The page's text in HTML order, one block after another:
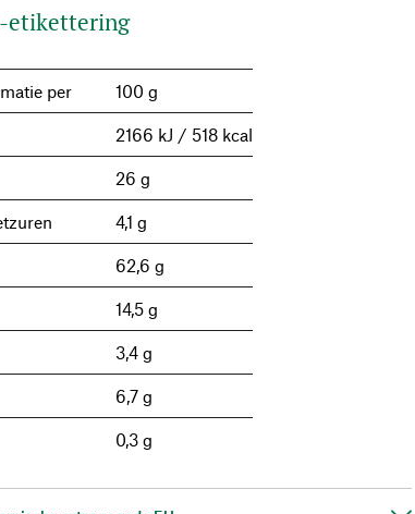
etikettering
per 100 g
2166 kJ / 518 kcal
26 g
4,1 g
62,6 g
14,5 g
3,4 g
6,7 g
0,3 g